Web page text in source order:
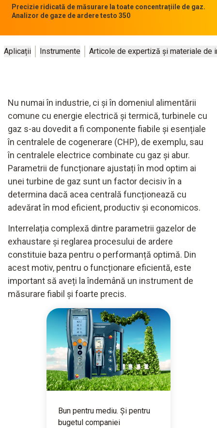
Precizie ridicată de măsurare la toate concentrațiile de gaz.
Analizor de gaze de ardere testo 350
Aplicații Instrumente Articole de expertiză și materiale de
Nu numai în industrie, ci și în domeniul alimentării
comune cu energie electrică și termică, turbinele cu
gaz s-au dovedit a fi componente fiabile și esențiale
în centralele de cogenerare (CHP), de exemplu, sau
în centralele electrice combinate cu gaz și abur.
Parametrii de funcționare ajustați în mod optim ai
unei turbine de gaz sunt un factor decisiv în a
determina dacă acea centrală funcționează cu
adevărat în mod eficient, productiv și economicos.
Interrelația complexă dintre parametrii gazelor de
exhaustare și reglarea procesului de ardere
constituie baza pentru o performanță optimă. Din
acest motiv, pentru o funcționare eficientă, este
important să aveți la îndemână un instrument de
măsurare fiabil și foarte precis.
Bun pentru mediu. Și pentru
bugetul companiei